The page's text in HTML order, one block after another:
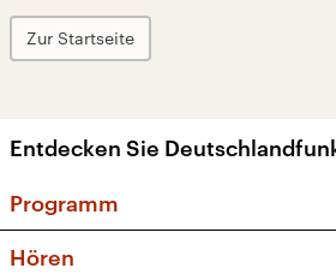
Zur Startseite
Entdecken Sie
Programm
Hören